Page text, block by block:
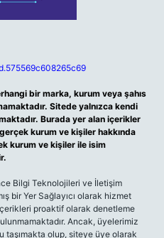
bir marka, kurum veya şahıs
Sitede yalnızca kendi
Burada yer alan içerikler
kurum ve kişiler hakkında
kurum ve kişiler ile isim
Bilgi Teknolojileri ve İletişim
bir Yer Sağlayıcı olarak hizmet
proaktif olarak denetleme
Ancak, üyelerimiz
taşımakta olup, siteye üye olarak